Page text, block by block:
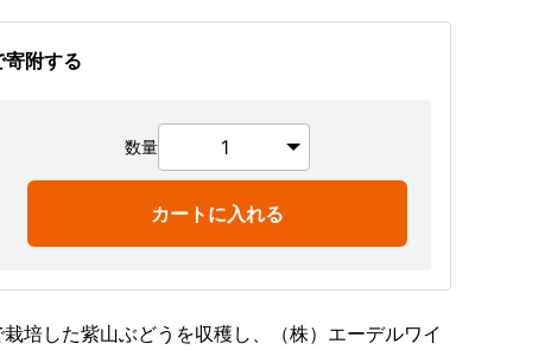
附する
数量
カートに入れる
培した紫山ぶどうを収穫し、（株）エーデルワイ